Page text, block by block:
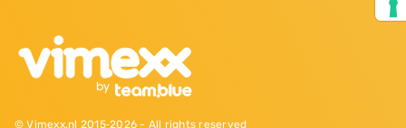
© Vimexx.nl 2015‐2026 - All rights reserved